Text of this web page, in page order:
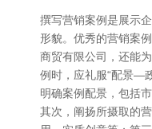
撰写营销案例是展示
形貌。优秀的营销案
商贸有限公司，还能
例时，应礼服“配景—
明确案例配景，包括
其次，阐扬所摄取的